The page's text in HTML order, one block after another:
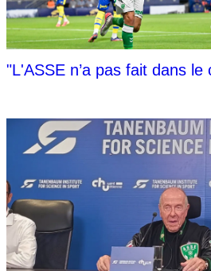
"L'ASSE n’a pas fait dans